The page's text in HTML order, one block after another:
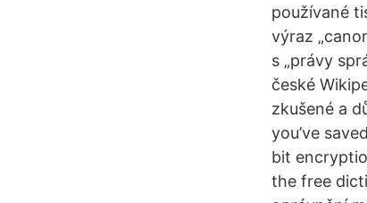
používané
výraz
s „právy
české
zkušené a
you’ve
bit
the free